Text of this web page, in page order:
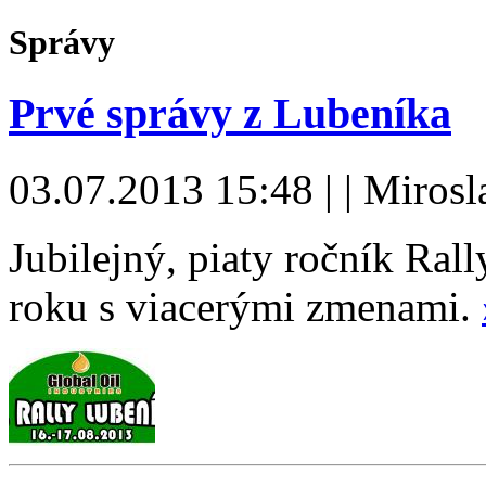
Správy
Prvé správy z Lubeníka
03.07.2013 15:48 | |
Jubilejný, piaty ročník
roku s viacerými zmenami.